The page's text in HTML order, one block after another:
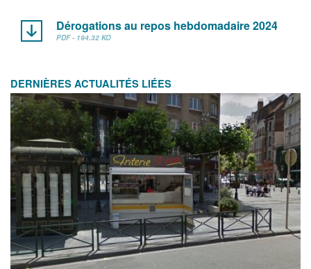
Dérogations au repos hebdomadaire 2024
PDF - 194.32 KO
DERNIÈRES ACTUALITÉS LIÉES